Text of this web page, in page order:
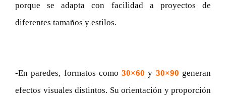
porque se adapta con facilidad a proyectos de
diferentes tamaños y estilos.
-En paredes, formatos como30×60 y 30×90 generan
efectos visuales distintos. Su orientación y proporción